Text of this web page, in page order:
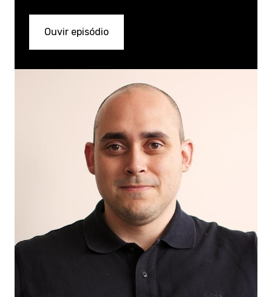
Ouvir episódio